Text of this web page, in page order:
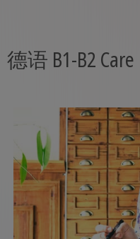
德语 B1-B2 Care